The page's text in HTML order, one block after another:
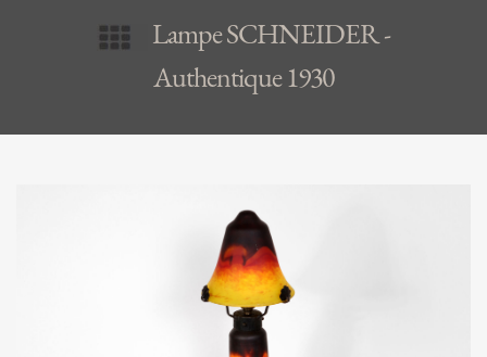
Lampe SCHNEIDER -
Authentique 1930